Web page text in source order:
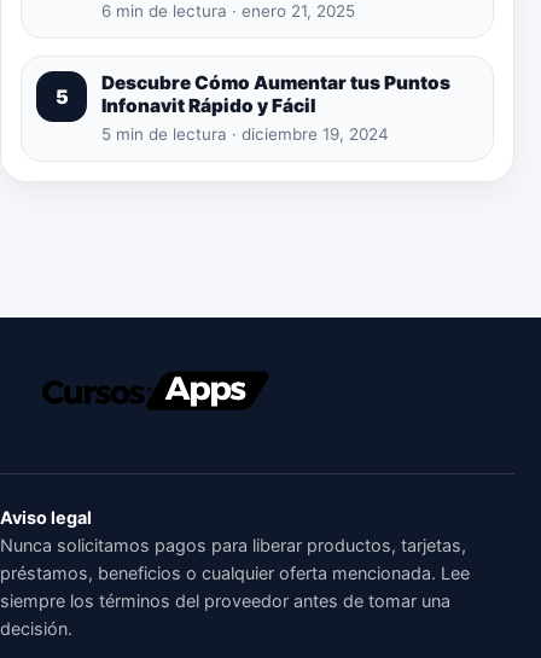
6 min de lectura · enero 21, 2025
5
Descubre Cómo Aumentar tus Puntos
Infonavit Rápido y Fácil
5 min de lectura · diciembre 19, 2024
Aviso legal
Nunca solicitamos pagos para liberar productos, tarjetas,
préstamos, beneficios o cualquier oferta mencionada. Lee
siempre los términos del proveedor antes de tomar una
decisión.